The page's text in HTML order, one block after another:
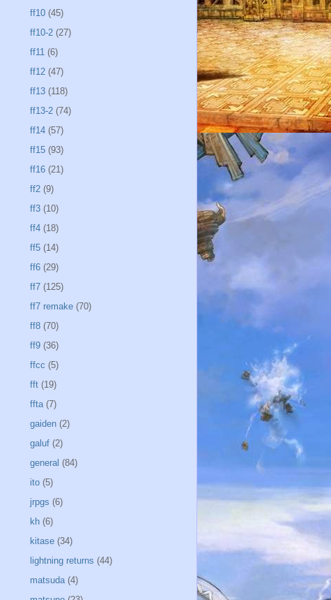
ff10 (45)
ff10-2 (27)
ff11 (6)
ff12 (47)
ff13 (118)
ff13-2 (74)
ff14 (57)
ff15 (93)
ff16 (21)
ff2 (9)
ff3 (10)
ff4 (18)
ff5 (14)
ff6 (29)
ff7 (125)
ff7 remake (70)
ff8 (70)
ff9 (36)
ffcc (5)
fft (19)
ffta (7)
gaiden (2)
galuf (2)
general (84)
ito (5)
jrpgs (6)
kh (6)
kitase (34)
lightning returns (44)
matsuda (4)